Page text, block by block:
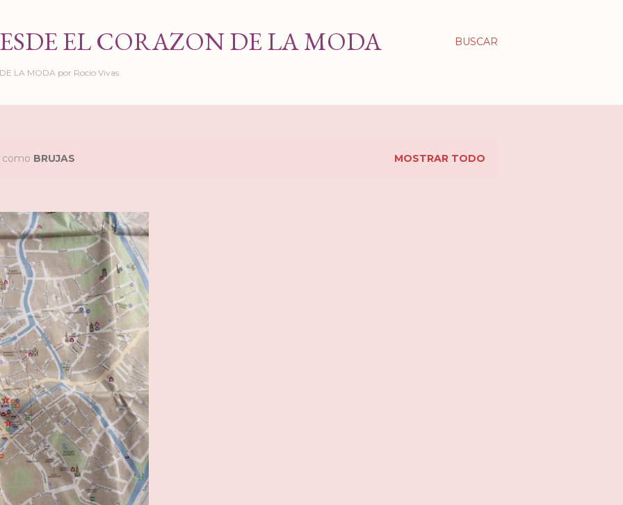
BUSCAR
EL CORAZON DE LA MODA
LA MODA por Rocio Vivas
como BRUJAS MOSTRAR TODO